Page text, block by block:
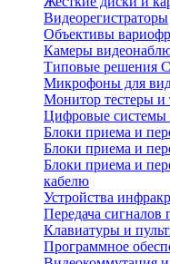
Видеорегистраторы
Объективы
Камеры
Типовые решения
Микрофоны для
Монитор тестеры и
Цифровые системы
Блоки приема и
Блоки приема и
Блоки приема и
кабелю
Устройства
Передача сигналов
Клавиатуры и
Программное